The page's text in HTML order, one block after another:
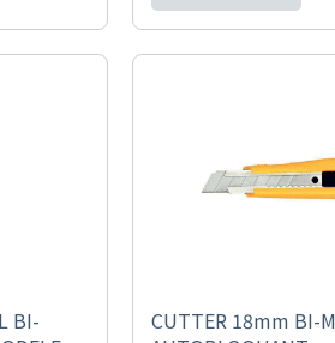
BI-
CUTTER 18mm BI-